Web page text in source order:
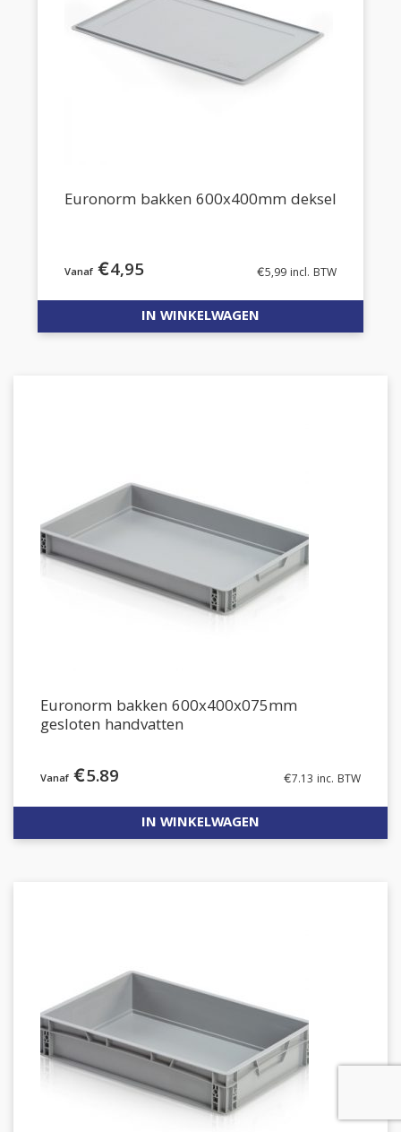
Euronorm bakken 600x400mm deksel
€4,95 €5,99 incl. BTW
IN WINKELWAGEN
Euronorm bakken 600x400x075mm
gesloten handvatten
€5.89 €7.13 inc. BTW
IN WINKELWAGEN